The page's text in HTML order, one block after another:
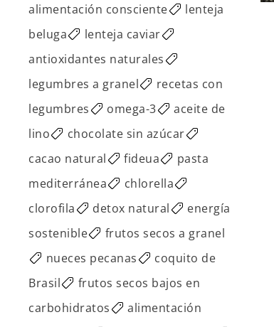
alimentación consciente
lenteja
beluga
lenteja caviar
antioxidantes naturales
legumbres a granel
recetas con
legumbres
omega-3
aceite de
lino
chocolate sin azúcar
cacao natural
fideua
pasta
mediterránea
chlorella
clorofila
detox natural
energía
sostenible
frutos secos a granel
nueces pecanas
coquito de
Brasil
frutos secos bajos en
carbohidratos
alimentación